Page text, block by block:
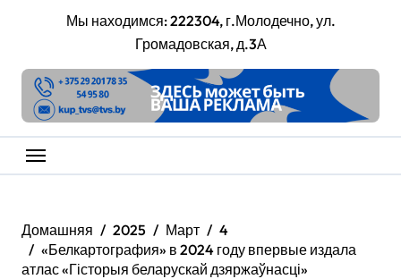
Мы находимся: 222304, г.Молодечно, ул.
Громадовская, д.3А
Домашняя 2025 Март
4
«Белкартография» в 2024 году впервые издала
атлас «Гісторыя беларускай дзяржаўнасці»